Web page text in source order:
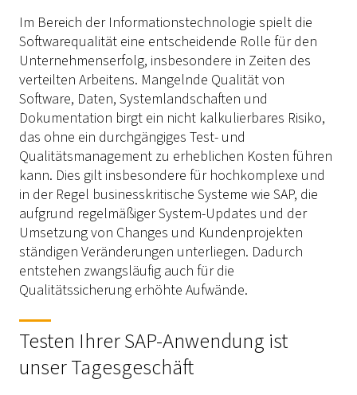
Im Bereich der Informationstechnologie spielt die
Softwarequalität eine entscheidende Rolle für den
Unternehmenserfolg, insbesondere in Zeiten des
verteilten Arbeitens. Mangelnde Qualität von
Software, Daten, Systemlandschaften und
Dokumentation birgt ein nicht kalkulierbares Risiko,
das ohne ein durchgängiges Test- und
Qualitätsmanagement zu erheblichen Kosten führen
kann. Dies gilt insbesondere für hochkomplexe und
in der Regel businesskritische Systeme wie SAP, die
aufgrund regelmäßiger System-Updates und der
Umsetzung von Changes und Kundenprojekten
ständigen Veränderungen unterliegen. Dadurch
entstehen zwangsläufig auch für die
Qualitätssicherung erhöhte Aufwände.
Testen Ihrer SAP-Anwendung ist
unser Tagesgeschäft